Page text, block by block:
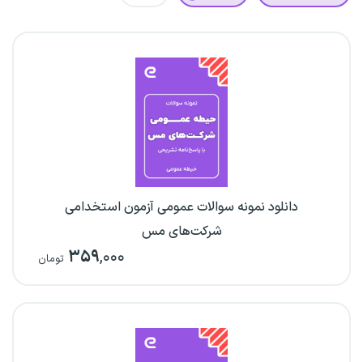
دانلود نمونه سوالات عمومی آزمون استخدامی
شرکت‌های مس
۳۵۹,۰۰۰ تومان